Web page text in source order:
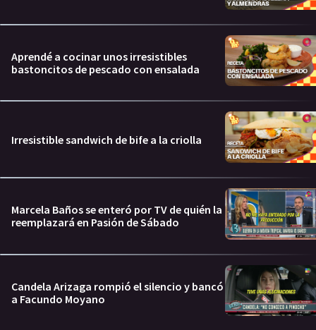
Aprendé a cocinar unos irresistibles
bastoncitos de pescado con ensalada
Irresistible sandwich de bife a la criolla
Marcela Baños se enteró por TV de quién la
reemplazará en Pasión de Sábado
Candela Arizaga rompió el silencio y bancó
a Facundo Moyano